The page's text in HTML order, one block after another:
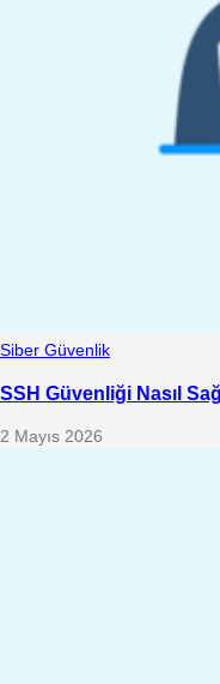
Siber Güvenlik
SSH Güvenliği Nasıl
2 Mayıs 2026